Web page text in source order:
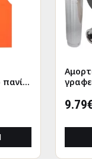
πανί
γραφείου
έως
9.79€